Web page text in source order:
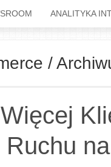
ANALITYKA
/
Ruchu